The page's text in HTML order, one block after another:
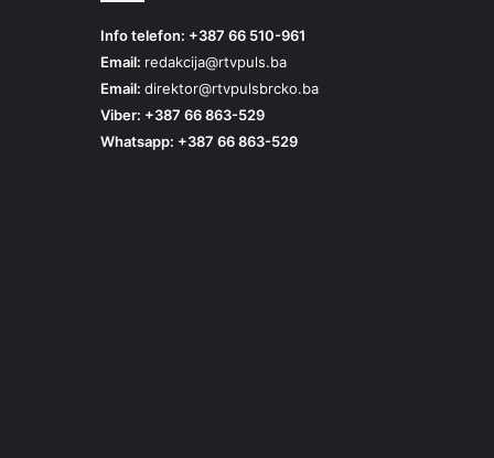
Info telefon: +387 66 510-961
Email: redakcija@rtvpuls.ba
Email: direktor@rtvpulsbrcko.ba
Viber: +387 66 863-529
Whatsapp: +387 66 863-529